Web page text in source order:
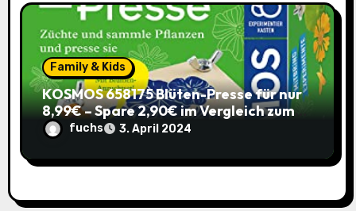
Family & Kids
KOSMOS 658175 Blüten-Presse für nur
8,99€ – Spare 2,90€ im Vergleich zum
alten Preis!
fuchs 3. April 2024